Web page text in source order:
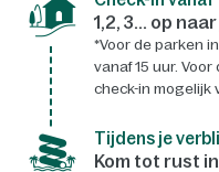
1,2, 3... op
*Voor de parken
vanaf 15 uur.
check-in mogelijk
Tijdens je
Kom tot rust